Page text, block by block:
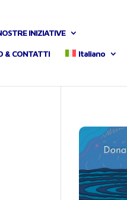
INIZIATIVE
& CONTATTI Italiano